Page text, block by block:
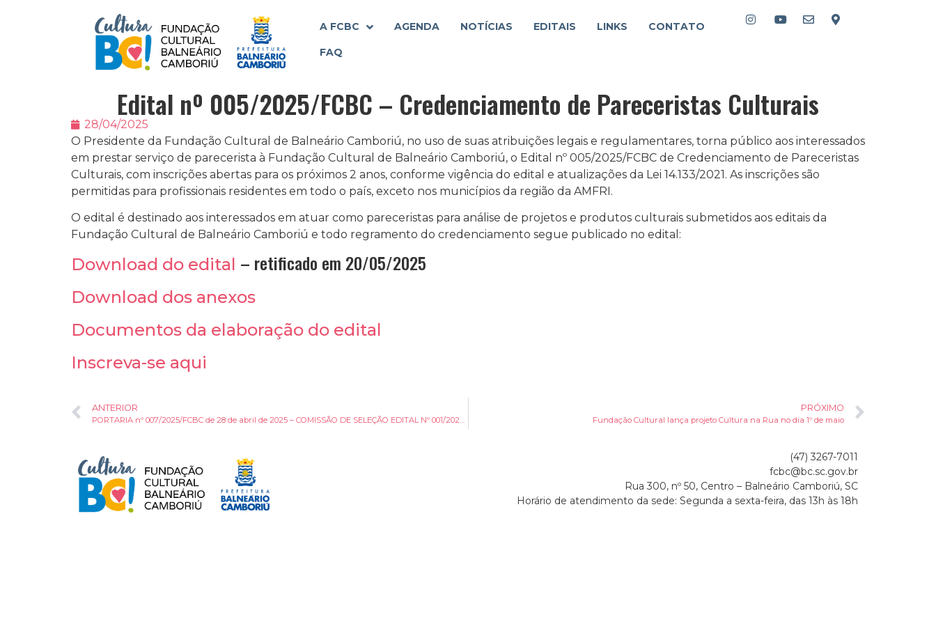
A FCBC AGENDA NOTÍCIAS EDITAIS LINKS CONTATO
FAQ
Edital nº 005/2025/FCBC – Credenciamento de Pareceristas Culturais
28/04/2025
O Presidente da Fundação Cultural de Balneário Camboriú, no uso de suas atribuições legais e regulamentares, torna público aos interessados
em prestar serviço de parecerista à Fundação Cultural de Balneário Camboriú, o Edital nº 005/2025/FCBC de Credenciamento de Pareceristas
Culturais, com inscrições abertas para os próximos 2 anos, conforme vigência do edital e atualizações da Lei 14.133/2021. As inscrições são
permitidas para profissionais residentes em todo o país, exceto nos municípios da região da AMFRI.
O edital é destinado aos interessados em atuar como pareceristas para análise de projetos e produtos culturais submetidos aos editais da
Fundação Cultural de Balneário Camboriú e todo regramento do credenciamento segue publicado no edital:
Download do edital – retificado em 20/05/2025
Download dos anexos
Documentos da elaboração do edital
Inscreva-se aqui
ANTERIOR
PORTARIA nº 007/2025/FCBC de 28 de abril de 2025 – COMISSÃO DE SELEÇÃO EDITAL Nº 001/2025/FCBC/PNAB – Premiação Cultura Viva
PRÓXIMO
Fundação Cultural lança projeto Cultura na Rua no dia 1º de maio
(47) 3267-7011
fcbc@bc.sc.gov.br
Rua 300, nº 50, Centro – Balneário Camboriú, SC
Horário de atendimento da sede: Segunda a sexta-feira, das 13h às 18h